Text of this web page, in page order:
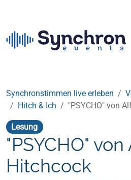
Synchronstimmen live erleben
Hitch & Ich
"PSYCHO" von
Lesung
"PSYCHO"
Hitchcock